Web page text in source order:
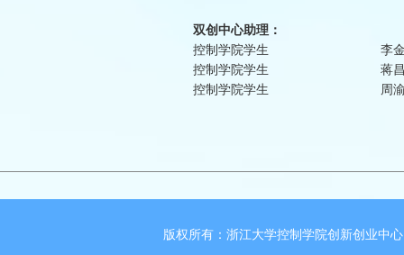
双创中心助理：
控制学院学生 李金
控制学院学生 蒋昌
控制学院学生 周渝
版权所有：浙江大学控制学院创新创